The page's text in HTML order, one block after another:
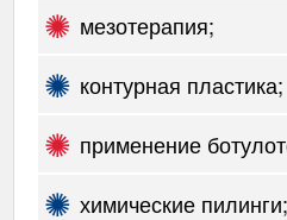
мезотерапия;
контурная пластика;
применение
химические пилинги;